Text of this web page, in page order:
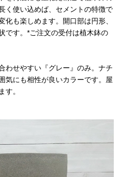
く使い込めば、セメントの特徴で
化も楽しめます。開口部は円形、
です。*ご注文の受付は植木鉢の
わせやすい『グレー』のみ。ナチ
気にも相性が良いカラーです。屋
す。